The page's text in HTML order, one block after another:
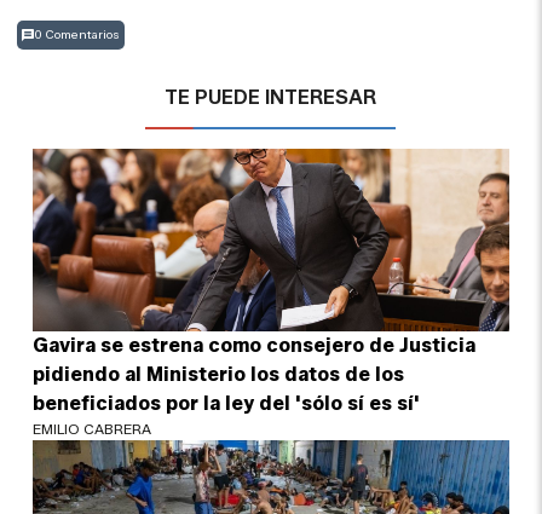
0 Comentarios
TE PUEDE INTERESAR
Gavira se estrena como consejero de Justicia
pidiendo al Ministerio los datos de los
beneficiados por la ley del 'sólo sí es sí'
EMILIO CABRERA